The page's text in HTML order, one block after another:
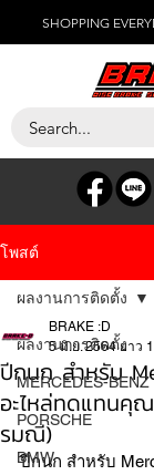
SHOPPING
โพสต์
ผลงานการติดตั้ง
MERCEDES-BENZ
PORSCHE
BMW
ผลงานการติดตั้ง
ปีกนก สำหรับ
อะไหล่ทดแทนคุ
รมณี)
BRAKE :D
5 มิ.ย. 2564 ยาว
ปีกนก สำหรับ